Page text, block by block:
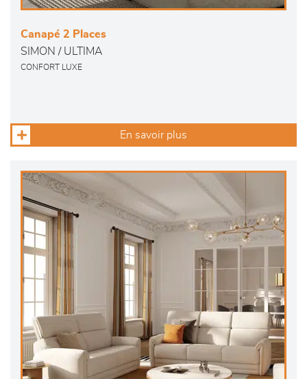
Canapé 2 Places
SIMON / ULTIMA
CONFORT LUXE
En savoir plus